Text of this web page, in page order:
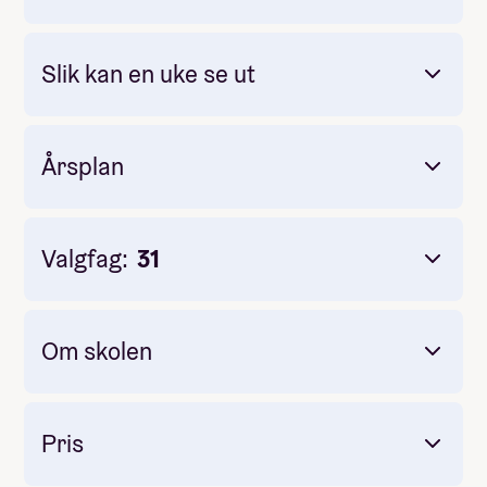
Visum på studietur til Sri Lanka
Slik kan en uke se ut
Tirsdag
Onsdag
Lørdag
Søndag
Årsplan
Valgfag: 31
Om skolen
Pris